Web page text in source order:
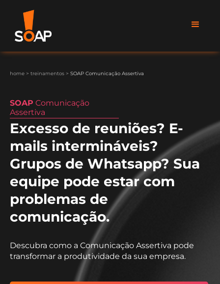
SOAP Comunicação
Assertiva
Excesso de reuniões? E-
mails intermináveis?
Grupos de Whatsapp? Sua
equipe pode estar com
problemas de
comunicação.
Descubra como a Comunicação Assertiva pode
transformar a produtividade da sua empresa.
home > treinamentos > SOAP Comunicação Assertiva